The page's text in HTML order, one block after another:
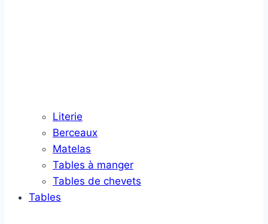
Literie
Berceaux
Matelas
Tables à manger
Tables de chevets
Tables